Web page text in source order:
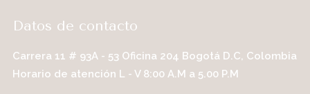
Datos de contacto
Carrera 11 # 93A - 53 Oficina 204 Bogotá D.C, Colombia
Horario de atención L - V 8:00 A.M a 5.00 P.M